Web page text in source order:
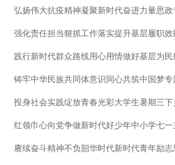
弘扬伟大抗疫精神凝聚新时代奋进力量思
强化责任担当狠抓工作落实提升基层履职
践行新时代群众路线用心用情做好基层为
铸牢中华民族共同体意识同心共筑中国梦
投身社会实践绽放青春光彩大学生暑期三
红领巾心向党争做新时代好少年中小学七
赓续奋斗精神不负韶华时代新时代青年励